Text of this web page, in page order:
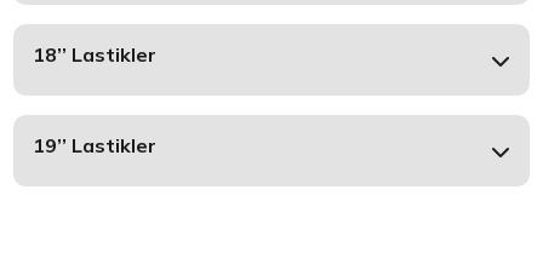
18’’ Lastikler
19’’ Lastikler